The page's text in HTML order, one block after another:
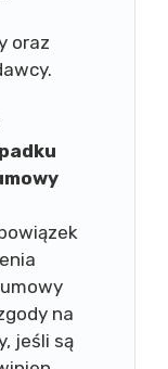
oraz
na
jeśli są